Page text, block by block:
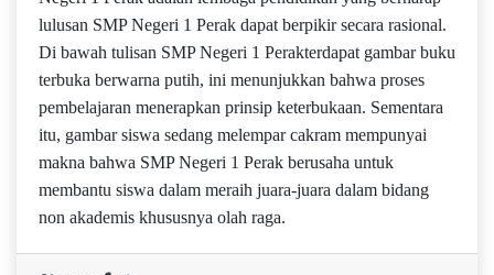
lulusan SMP Negeri 1 Perak dapat berpikir secara rasional.
Di bawah tulisan SMP Negeri 1 Perakterdapat gambar buku
terbuka berwarna putih, ini menunjukkan bahwa proses
pembelajaran menerapkan prinsip keterbukaan. Sementara
itu, gambar siswa sedang melempar cakram mempunyai
makna bahwa SMP Negeri 1 Perak berusaha untuk
membantu siswa dalam meraih juara-juara dalam bidang
non akademis khususnya olah raga.